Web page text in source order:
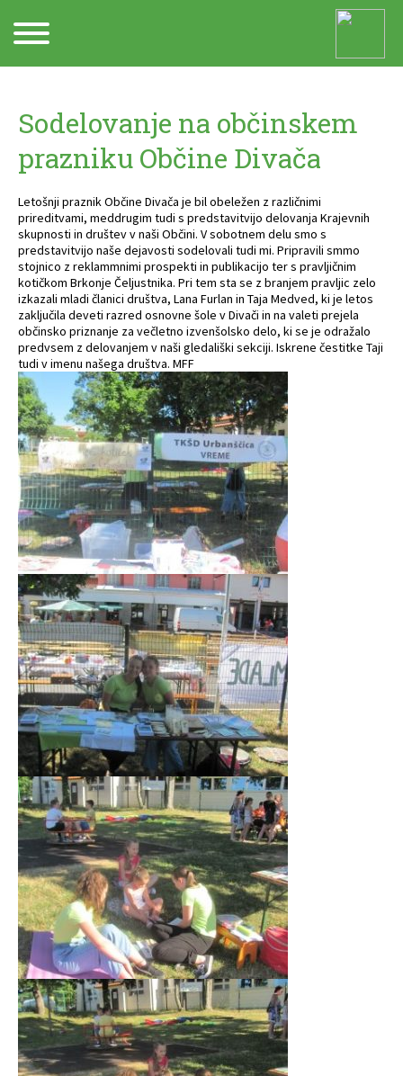
Sodelovanje na občinskem
prazniku Občine Divača
Letošnji praznik Občine Divača je bil obeležen z različnimi
prireditvami, meddrugim tudi s predstavitvijo delovanja Krajevnih
skupnosti in društev v naši Občini. V sobotnem delu smo s
predstavitvijo naše dejavosti sodelovali tudi mi. Pripravili smmo
stojnico z reklammnimi prospekti in publikacijo ter s pravljičnim
kotičkom Brkonje Čeljustnika. Pri tem sta se z branjem pravljic zelo
izkazali mladi članici društva, Lana Furlan in Taja Medved, ki je letos
zaključila deveti razred osnovne šole v Divači in na valeti prejela
občinsko priznanje za večletno izvenšolsko delo, ki se je odražalo
predvsem z delovanjem v naši gledališki sekciji. Iskrene čestitke Taji
tudi v imenu našega društva. MFF